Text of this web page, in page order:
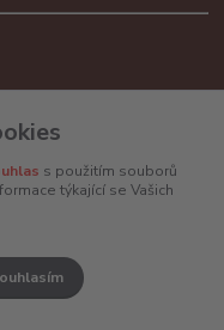
s použitím souborů
týkající se Vašich